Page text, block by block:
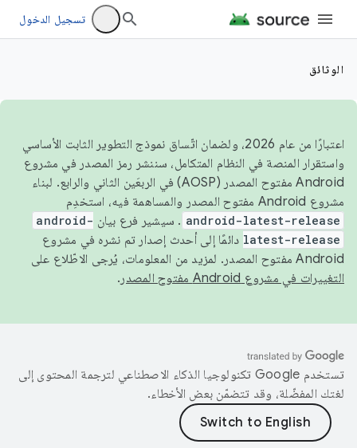
تسجيل الدخول
الوثائق
اعتبارًا من عام 2026، ولضمان اتّساق نموذج التطوير الثابت الأساسي
واستقرار المنصة في النظام المتكامل، سننشر رمز المصدر في مشروع
Android مفتوح المصدر (AOSP) في الربعَين الثاني والرابع. لبناء
مشروع Android مفتوح المصدر والمساهمة فيه، استخدِم
android-latest-release . سيشير فرع بيان android-
latest-release دائمًا إلى أحدث إصدار تم نشره في مشروع
Android مفتوح المصدر. لمزيد من المعلومات، يُرجى الاطّلاع على
التغييرات في مشروع Android مفتوح المصدر
.
تستخدم Google تكنولوجيا الذكاء الاصطناعي لترجمة المحتوى إلى
لغتك المفضّلة، وقد تتضمّن بعض الأخطاء.